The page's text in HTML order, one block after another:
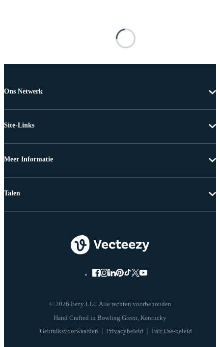
Ons Netwerk
Site-Links
Meer Informatie
© 2026 Eezy LLC Alle rechten voorbehouden
Gebruiksvoorwaarden Privacybeleid Fair Use-beleid
Talen